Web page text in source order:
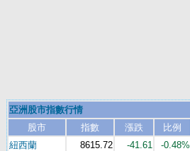
亞洲股市指數行情
股市
指數 漲跌 比例
紐西蘭
8615.72 -41.61 -0.48%